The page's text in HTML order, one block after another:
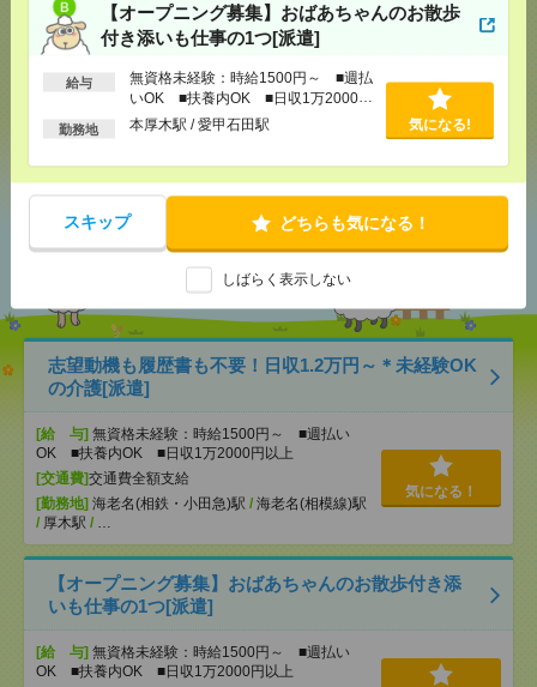
【オープニング募集】おばあちゃんのお散歩
付き添いも仕事の1つ[派遣]
給与
無資格未経験：時給1500円～ ■週払
いOK ■扶養内OK ■日収1万2000円
以上
勤務地 本厚木駅 / 愛甲石田駅 気になる!
スキップ どちらも気になる！
しばらく表示しない
あなたの閲覧履歴からの
志望動機も履歴書も不要！日収1.2万円～＊未経験OK
の介護[派遣]
[給 与] 無資格未経験：時給1500円～ ■週払い
OK ■扶養内OK ■日収1万2000円以上
[交通費]交通費全額支給
[勤務地] 海老名(相鉄・小田急)駅 / 海老名(相模線)駅
/ 厚木駅 / …
気になる！
【オープニング募集】おばあちゃんのお散歩付き添
いも仕事の1つ[派遣]
[給 与] 無資格未経験：時給1500円～ ■週払い
OK ■扶養内OK ■日収1万2000円以上